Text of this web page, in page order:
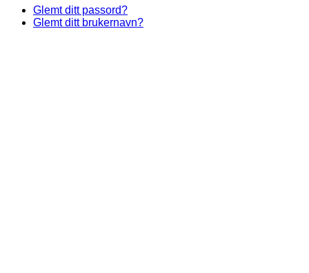
Glemt ditt passord?
Glemt ditt brukernavn?